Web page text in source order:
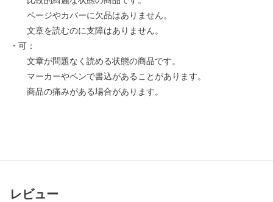
ページやカバーに欠品はありません。
文章を読むのに支障はありません。
・可：
文章が問題なく読める状態の商品です。
マーカーやペンで書込があることがあります。
商品の痛みがある場合があります。
レビュー